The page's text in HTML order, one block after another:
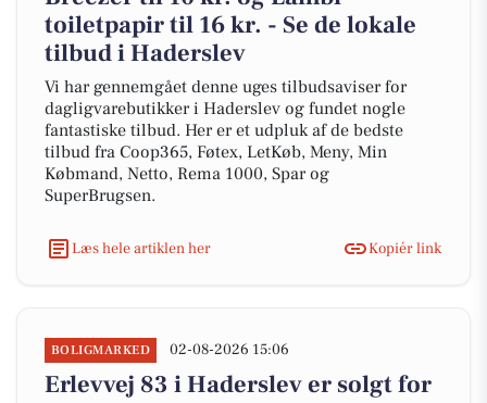
toiletpapir til 16 kr. - Se de lokale
tilbud i Haderslev
Vi har gennemgået denne uges tilbudsaviser for
dagligvarebutikker i Haderslev og fundet nogle
fantastiske tilbud. Her er et udpluk af de bedste
tilbud fra Coop365, Føtex, LetKøb, Meny, Min
Købmand, Netto, Rema 1000, Spar og
SuperBrugsen.
Læs hele artiklen her Kopiér link
BOLIGMARKED 02-08-2026 15:06
Erlevvej 83 i Haderslev er solgt for